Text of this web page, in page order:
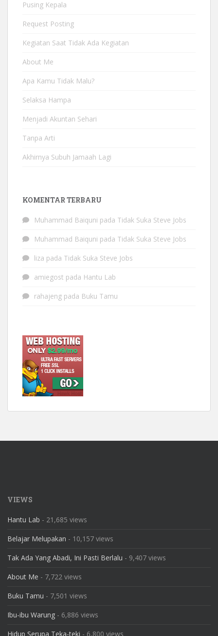
Pusing Kepala
Request Posting
Kegiatan Saat Tidak Ada Kegiatan
About Me
Apa Kamu Tidak Malu?
Selaksa Hampa
Menjadi Akuntan Sehari
Tanpa Arti
Akhirnya Subuh Jamaah Lagi
KOMENTAR TERBARU
Muhammad Baiquni pada Tidak Suka Steve Jobs
Muhammad Baiquni pada Tidak Suka Steve Jobs
liza pada Tidak Suka Steve Jobs
amiegost pada Hantu Lab
rahajeng pada Buku Tamu
VIEWS
Hantu Lab - 21,685 views
Belajar Melupakan - 10,157 views
Tak Ada Yang Abadi, Ini Pasti Berlalu - 9,407 views
About Me - 7,722 views
Buku Tamu - 7,501 views
Ibu-ibu Warung - 6,886 views
Hidup Serupa Teka-teki - 6,800 views